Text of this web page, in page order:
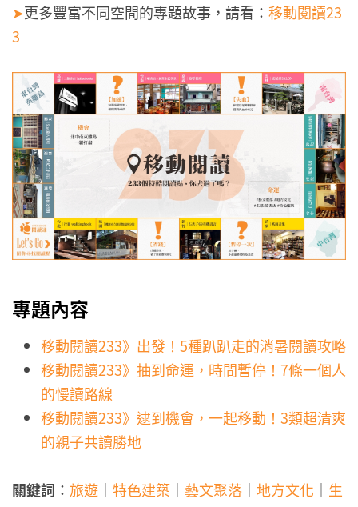
➤更多豐富不同空間的專題故事，請看： 移動閱讀23
3
專題內容
移動閱讀233》出發！5種趴趴走的消暑閱讀攻略
移動閱讀233》抽到命運，時間暫停！7條一個人
的慢讀路線
移動閱讀233》逮到機會，一起移動！3類超清爽
的親子共讀勝地
關鍵詞 ： 旅遊 ｜ 特色建築 ｜ 藝文聚落 ｜ 地方文化 ｜ 生